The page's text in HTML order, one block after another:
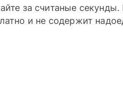
за считаные
и не содержит